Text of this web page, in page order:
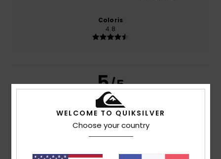
Coloris
4.8
5/5
Coloris: 5/5
WELCOME TO QUIKSILVER
Choose your country